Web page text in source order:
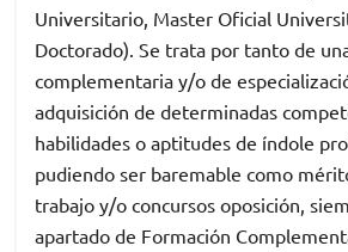
Universitario, Master Oficial
Doctorado). Se trata por tanto de
complementaria y/o de
adquisición de determinadas
habilidades o aptitudes de índole
pudiendo ser baremable como
trabajo y/o concursos oposición,
apartado de Formación